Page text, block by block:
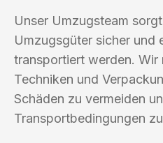
Unser Umzugsteam
Umzugsgüter sicher und
transportiert werden. Wir
Techniken und
Schäden zu vermeiden
Transportbedingungen